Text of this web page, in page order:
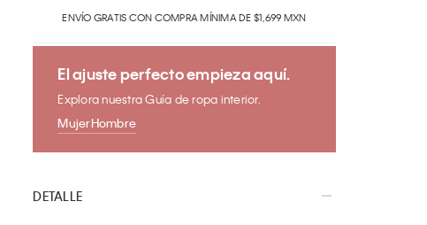
3
8
10
ENVÍO GRATIS CON COMPRA MÍNIMA DE $1,699 MXN
El ajuste perfecto empieza aquí.
Explora nuestra Guía de ropa interior.
MujerHombre
DETALLE